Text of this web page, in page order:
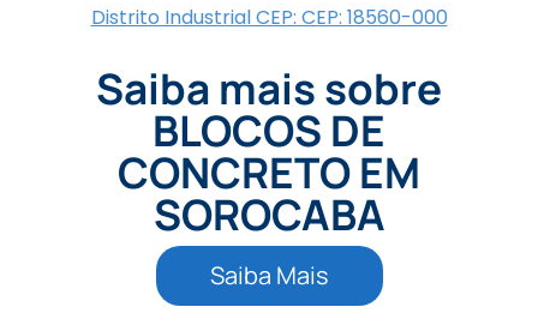
Distrito Industrial CEP: CEP: 18560-000
Saiba mais sobre
BLOCOS DE
CONCRETO EM
SOROCABA
Saiba Mais